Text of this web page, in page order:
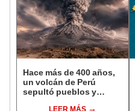
Hace más de 400 años,
un volcán de Perú
sepultó pueblos y
LEER MÁS